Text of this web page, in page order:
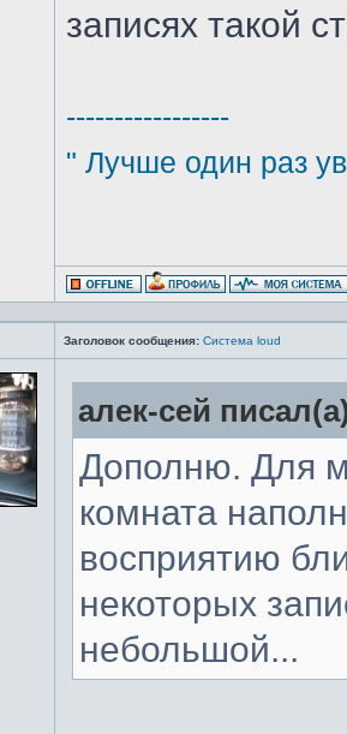
записях такой
-----------------
" Лучше один раз
Заголовок сообщения: Система loud
алек-сей
Дополню. Для
комната
восприятию
некоторых
небольшой...